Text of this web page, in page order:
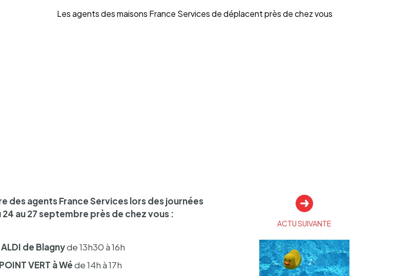
Les agents des maisons France Services de déplacent près de chez vous
des agents France Services lors des jour­nées
24 au 27 septembre près de chez vous :
ALDI de Blagnyde 13h30 à 16h
POINT VERT à Wéde 14h à 17h
ACTU SUIVANTE